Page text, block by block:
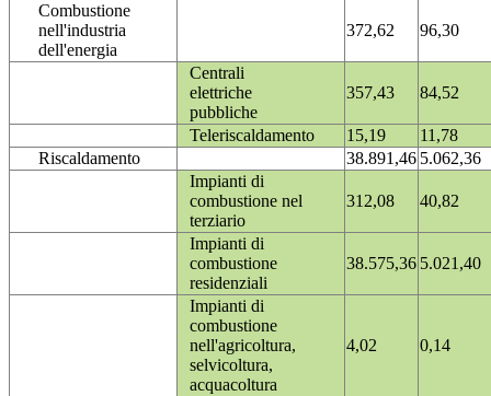
Combustione
nell'industria
dell'energia
372,62 96,30
Centrali
elettriche
pubbliche
357,43 84,52
Teleriscaldamento 15,19
11,78
Riscaldamento
38.891,46 5.062,36
Impianti di
combustione nel
terziario
312,08 40,82
Impianti di
combustione
residenziali
38.575,36 5.021,40
Impianti di
combustione
nell'agricoltura,
selvicoltura,
acquacoltura
4,02 0,14